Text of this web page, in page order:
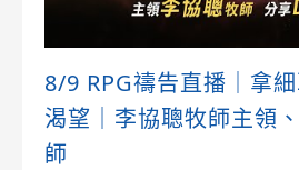
8/9 RPG禱告直播｜拿
渴望｜李協聰牧師主領
師